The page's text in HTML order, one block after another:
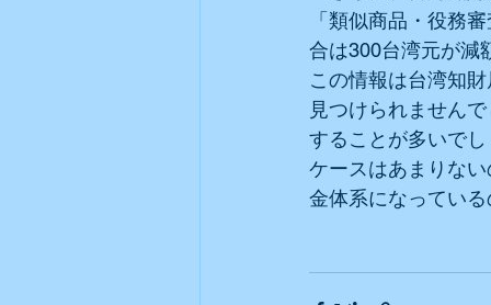
「類似商品・役務
合は300台湾元が減
この情報は台湾知
見つけられません
することが多いで
ケースはあまりな
金体系になってい